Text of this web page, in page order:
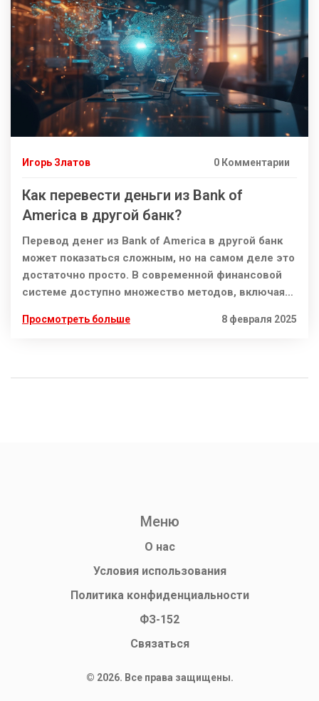
тем, кто часто переводит крупные суммы или
просто не любит неожиданных сюрпризов.
Игорь Златов 0 Комментарии
Как перевести деньги из Bank of
America в другой банк?
Перевод денег из Bank of America в другой банк
может показаться сложным, но на самом деле это
достаточно просто. В современной финансовой
системе доступно множество методов, включая
межбанковские переводы SWIFT. Различные
стоимости перевода. Эта статья поможет вам
Просмотреть больше 8 февраля 2025
Меню
О нас
Условия использования
Политика конфиденциальности
ФЗ-152
Связаться
© 2026. Все права защищены.